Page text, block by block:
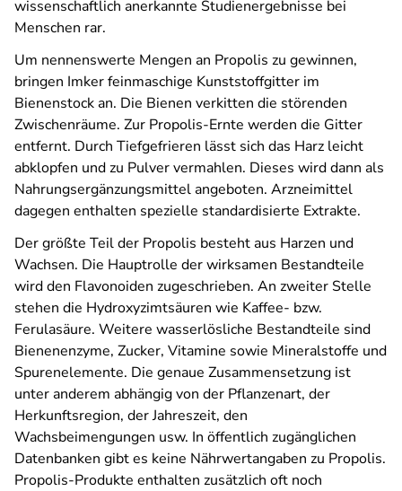
wissenschaftlich anerkannte Studienergebnisse bei
Menschen rar.
Um nennenswerte Mengen an Propolis zu gewinnen,
bringen Imker feinmaschige Kunststoffgitter im
Bienenstock an. Die Bienen verkitten die störenden
Zwischenräume. Zur Propolis-Ernte werden die Gitter
entfernt. Durch Tiefgefrieren lässt sich das Harz leicht
abklopfen und zu Pulver vermahlen. Dieses wird dann als
Nahrungsergänzungsmittel angeboten. Arzneimittel
dagegen enthalten spezielle standardisierte Extrakte.
Der größte Teil der Propolis besteht aus Harzen und
Wachsen. Die Hauptrolle der wirksamen Bestandteile
wird den Flavonoiden zugeschrieben. An zweiter Stelle
stehen die Hydroxyzimtsäuren wie Kaffee- bzw.
Ferulasäure. Weitere wasserlösliche Bestandteile sind
Bienenenzyme, Zucker, Vitamine sowie Mineralstoffe und
Spurenelemente. Die genaue Zusammensetzung ist
unter anderem abhängig von der Pflanzenart, der
Herkunftsregion, der Jahreszeit, den
Wachsbeimengungen usw. In öffentlich zugänglichen
Datenbanken gibt es keine Nährwertangaben zu Propolis.
Propolis-Produkte enthalten zusätzlich oft noch